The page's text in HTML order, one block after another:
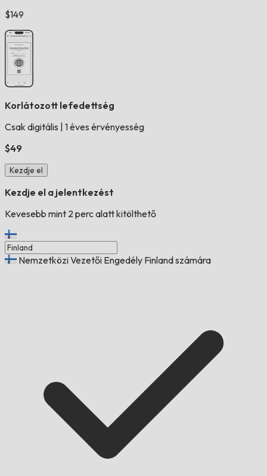
$149
Korlátozott lefedettség
Csak digitális 1 éves érvényesség
$49
Kezdje el
Kezdje el a jelentkezést
Kevesebb mint 2 perc alatt kitölthető
Nemzetközi Vezetői Engedély Finland számára